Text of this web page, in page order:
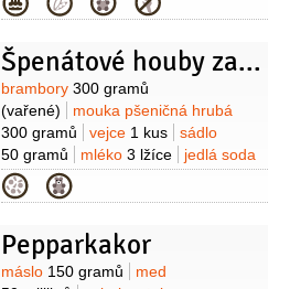
nápoj250 mililitrů (Alpro Original
posypání)
Špenátové houby za mřížemi
Suroviny
brambory 300 gramů
(vařené)
mouka pšeničná hrubá
300 gramů
vejce 1 kus
sádlo
50 gramů
mléko 3 lžíce
jedlá soda
1 lžička
mouka
vymazání) Na náplň: špenát mražený
- hříbky, mladé bedly...)
150 gramů
(parenica)
Kategorie
Pepparkakor
Suroviny
máslo 150 gramů
med